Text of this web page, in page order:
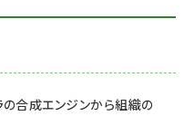
合成エンジンから組織の